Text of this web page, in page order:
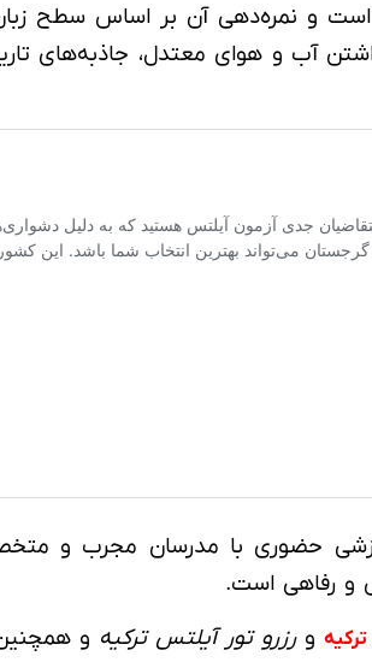
است و نمره‌دهی آن بر اساس سطح
آب و هوای معتدل، جاذبه‌های
حضوری با مدرسان مجرب و
و رفاهی است.
و رزرو تور آیلتس ترکیه و